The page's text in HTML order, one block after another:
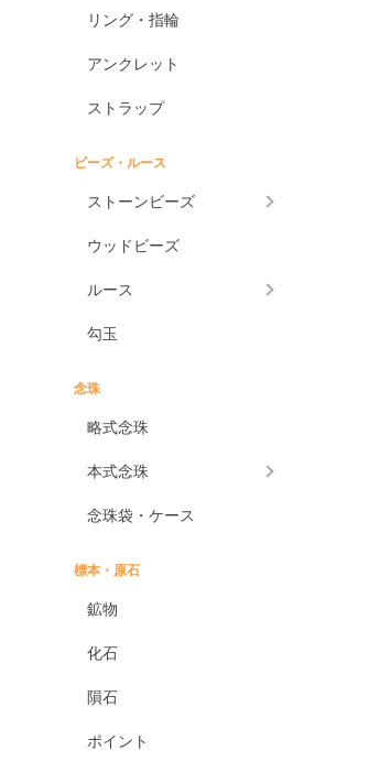
アメトリン
アラゴナイト
アンバー
出雲石
一位
インカローズ
エメラルド
エンジェライト
ブラックオニキス
ホワイトオニキス
ドラゴンアイ
リング・指輪
アンクレット
ストラップ
ビーズ・ルース
ストーンビーズ
ウッドビーズ
ルース
勾玉
念珠
略式念珠
本式念珠
念珠袋・ケース
標本・原石
鉱物
化石
隕石
ポイント